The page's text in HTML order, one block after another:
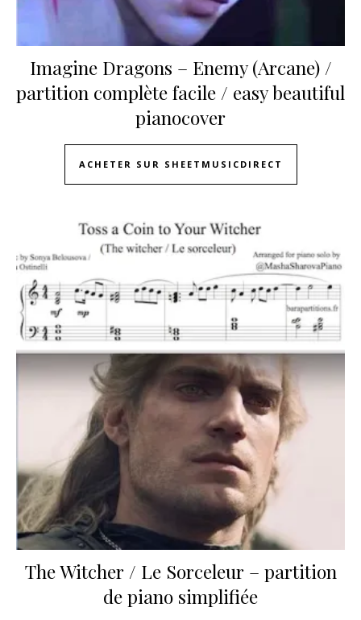
Imagine Dragons – Enemy (Arcane) /
partition complète facile / easy beautiful
pianocover
ACHETER SUR SHEETMUSICDIRECT
The Witcher / Le Sorceleur – partition
de piano simplifiée